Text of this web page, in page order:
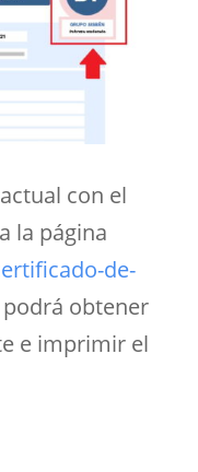
con el
la página
de-
obtener
e imprimir el